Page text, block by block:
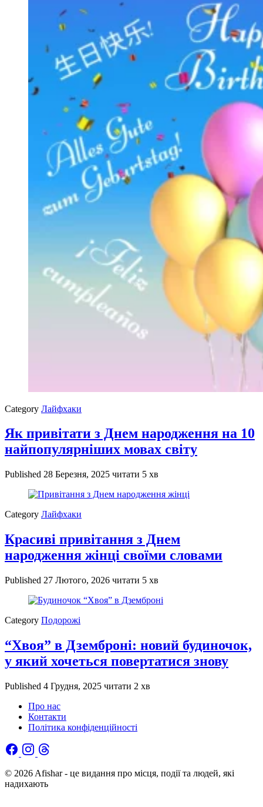
Category Лайфхаки
Як привітати з Днем народження на 10
найпопулярніших мовах світу
Published 28 Березня, 2025 читати 5 хв
Category Лайфхаки
Красиві привітання з Днем
народження жінці своїми словами
Published 27 Лютого, 2026 читати 5 хв
Category Подорожі
“Хвоя” в Дземброні: новий будиночок,
у який хочеться повертатися знову
Published 4 Грудня, 2025 читати 2 хв
Про нас
Контакти
Політика конфіденційності
© 2026 Afishar - це видання про місця, події та людей, які
надихають